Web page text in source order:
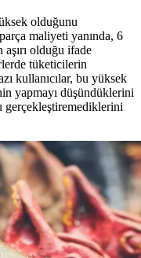
olduğunu
maliyeti yanında, 6
olduğu ifade
tüketicilerin
kullanıcılar, bu yüksek
yapmayı düşündüklerini
gerçekleştiremediklerini